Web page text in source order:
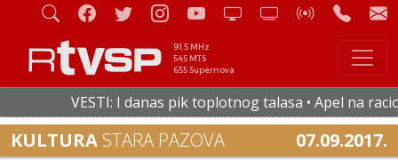
91.5 MHz
545 MTS
655 Supernova
VESTI: I danas pik toplotnog talasa • Apel na
KULTURA STARA PAZOVA 07.09.2017.